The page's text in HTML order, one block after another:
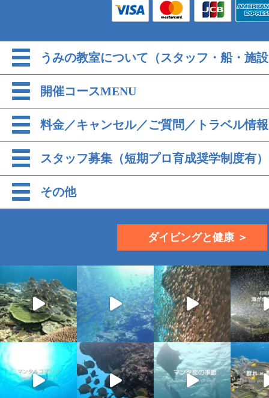
うみの教室について（スタッフ・船・施
開催コースMENU
料金／キャンセル／ご質問／トラベル情報
スタッフ募集（短期プロ育成奨学制度有）
その他
ダイビングと健康 ＞